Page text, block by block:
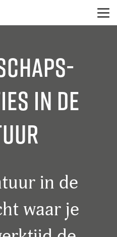
in de
in de
waar je